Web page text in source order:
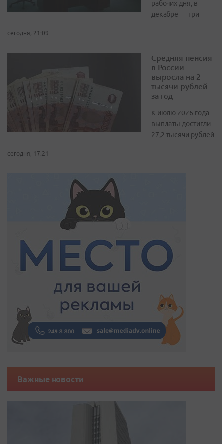
рабочих дня, в
декабре — три
сегодня, 21:09
Средняя пенсия
в России
выросла на 2
тысячи рублей
за год
К июлю 2026 года
выплаты достигли
27,2 тысячи рублей
сегодня, 17:21
Важные новости